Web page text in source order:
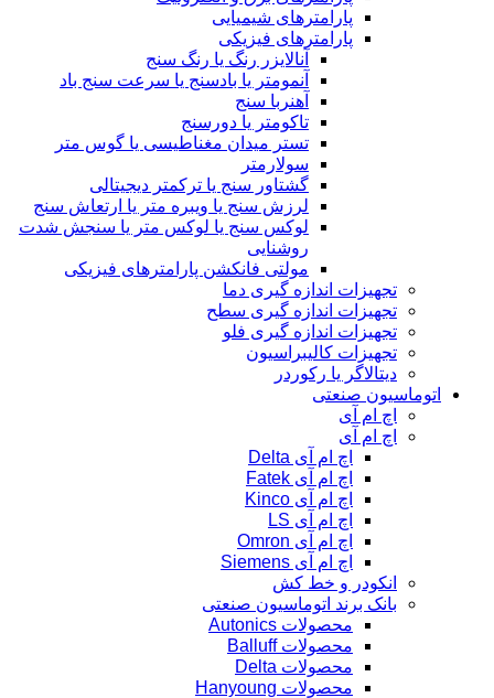
پارامترهای شیمیایی
پارامترهای فیزیکی
آنالایزر رنگ یا رنگ سنج
آنمومتر یا بادسنج یا سرعت سنج باد
آهنربا سنج
تاکومتر یا دورسنج
تستر میدان مغناطیسی یا گوس متر
سولارمتر
گشتاور سنج یا ترکمتر دیجیتالی
لرزش سنج یا ویبره متر یا ارتعاش سنج
لوکس سنج یا لوکس متر یا سنجش شدت
روشنایی
مولتی فانکشن پارامترهای فیزیکی
تجهیزات اندازه گیری دما
تجهیزات اندازه گیری سطح
تجهیزات اندازه گیری فلو
تجهیزات کالیبراسیون
دیتالاگر یا رکوردر
اتوماسیون صنعتی
اچ ام آی
اچ ام آی
اچ ام آی Delta
اچ ام آی Fatek
اچ ام آی Kinco
اچ ام آی LS
اچ ام آی Omron
اچ ام آی Siemens
انکودر و خط کش
بانک برند اتوماسیون صنعتی
محصولات Autonics
محصولات Balluff
محصولات Delta
محصولات Hanyoung